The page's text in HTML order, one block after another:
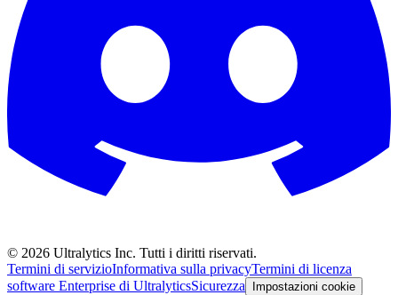
© 2026 Ultralytics Inc. Tutti i diritti riservati.
Termini di servizioInformativa sulla privacyTermini di licenza
software Enterprise di UltralyticsSicurezza
Impostazioni cookie